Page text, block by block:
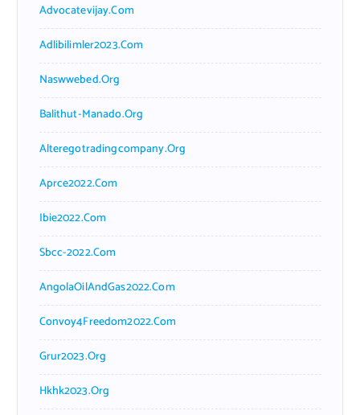
Advocatevijay.com
Adlibilimler2023.com
Naswwebed.org
Balithut-Manado.org
Alteregotradingcompany.org
Aprce2022.com
Ibie2022.com
Sbcc-2022.com
AngolaOilAndGas2022.com
Convoy4Freedom2022.com
Grur2023.org
Hkhk2023.org